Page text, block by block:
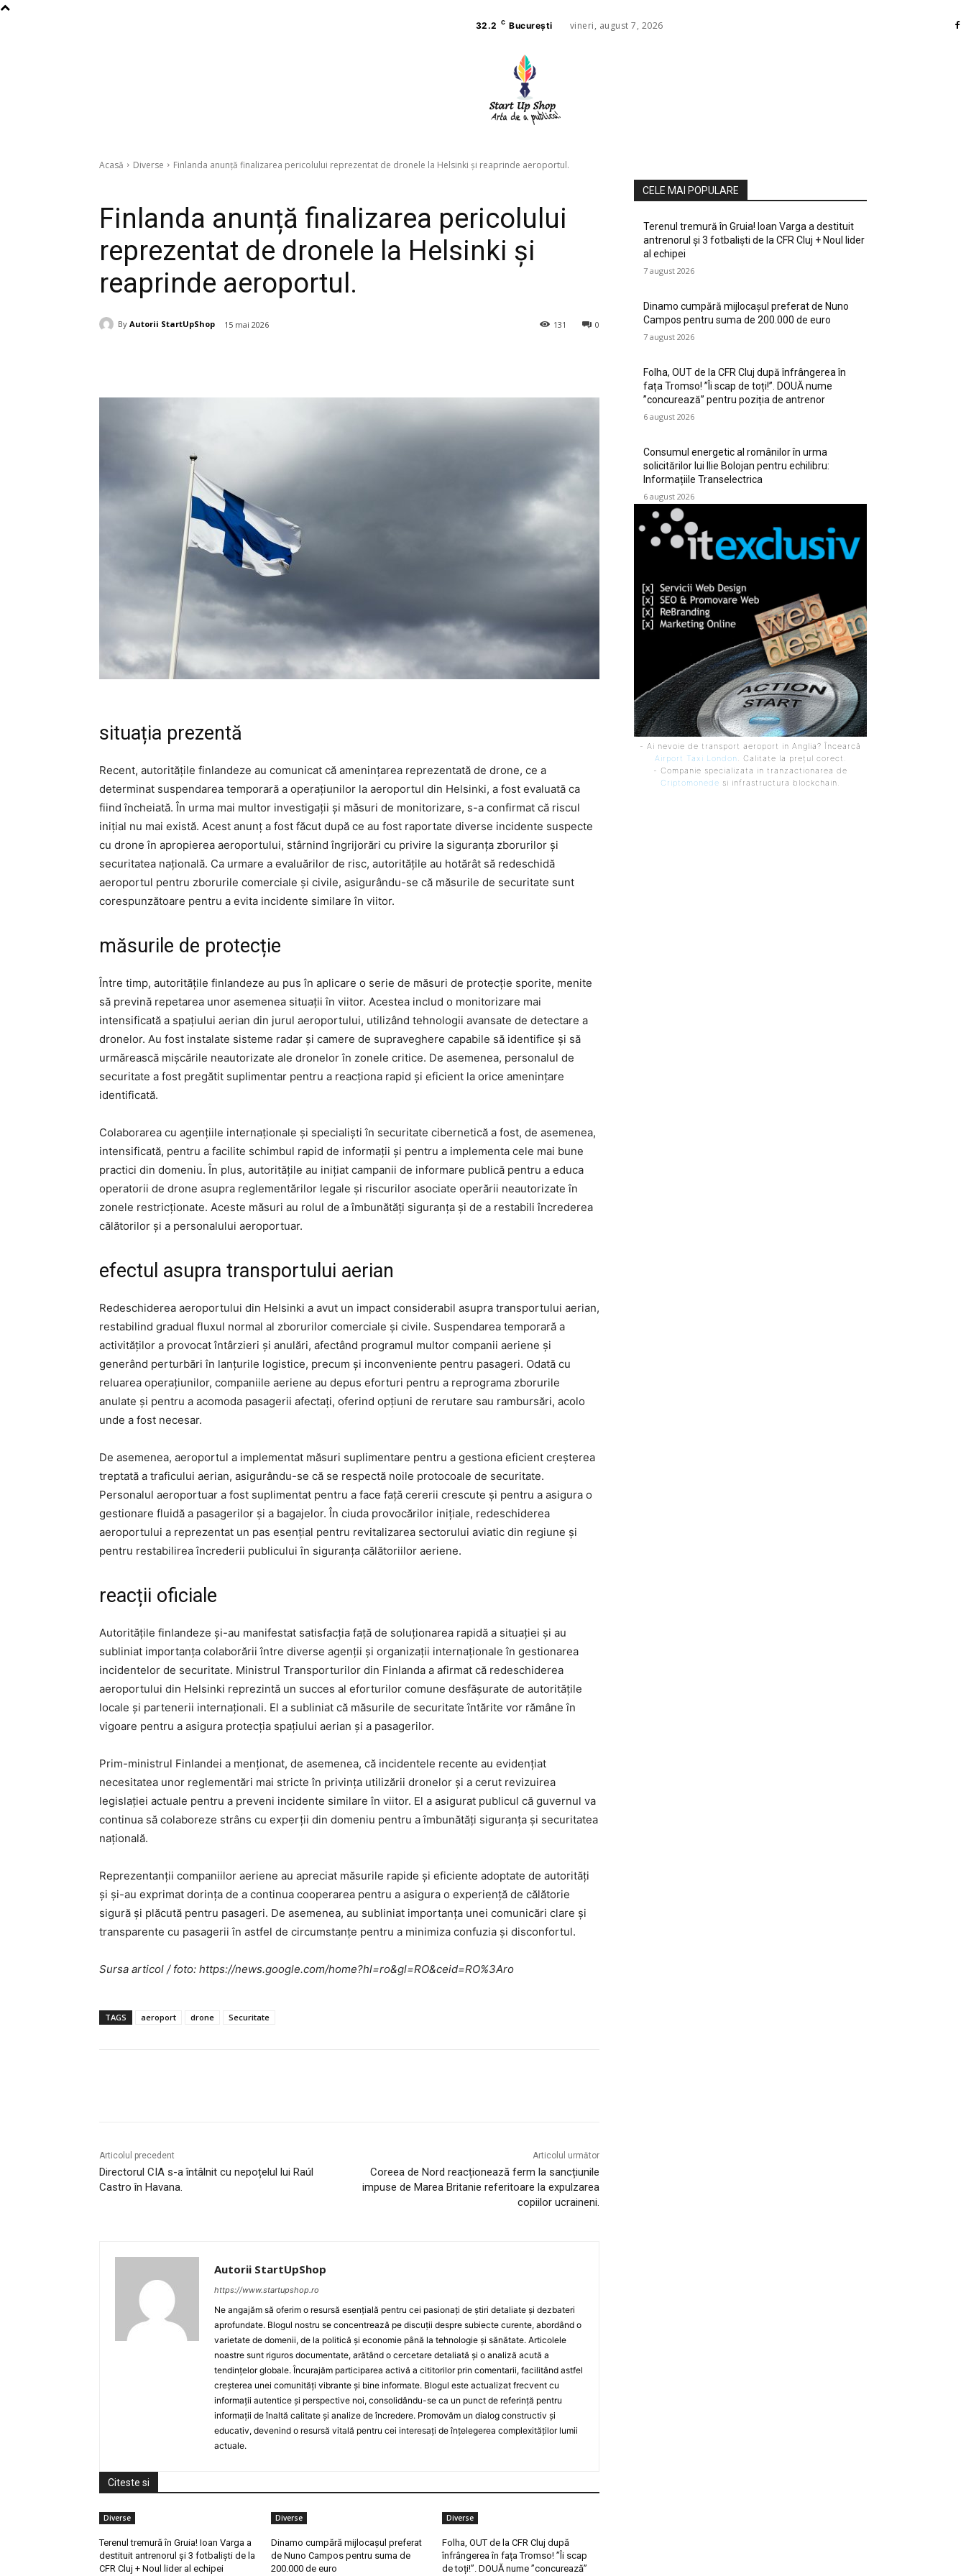
32.2 C București vineri, august 7, 2026
Acasă Diverse Finlanda anunță finalizarea pericolului reprezentat de dronele la Helsinki și reaprinde aeroportul.
Finlanda anunță finalizarea pericolului
reprezentat de dronele la Helsinki și
reaprinde aeroportul.
By Autorii StartUpShop 15 mai 2026 0
131
situația prezentă
Recent, autoritățile finlandeze au comunicat că amenințarea reprezentată de drone, ce a
determinat suspendarea temporară a operațiunilor la aeroportul din Helsinki, a fost evaluată ca
fiind încheiată. În urma mai multor investigații și măsuri de monitorizare, s-a confirmat că riscul
inițial nu mai există. Acest anunț a fost făcut după ce au fost raportate diverse incidente suspecte
cu drone în apropierea aeroportului, stârnind îngrijorări cu privire la siguranța zborurilor și
securitatea națională. Ca urmare a evaluărilor de risc, autoritățile au hotărât să redeschidă
aeroportul pentru zborurile comerciale și civile, asigurându-se că măsurile de securitate sunt
corespunzătoare pentru a evita incidente similare în viitor.
măsurile de protecție
Între timp, autoritățile finlandeze au pus în aplicare o serie de măsuri de protecție sporite, menite
să prevină repetarea unor asemenea situații în viitor. Acestea includ o monitorizare mai
intensificată a spațiului aerian din jurul aeroportului, utilizând tehnologii avansate de detectare a
dronelor. Au fost instalate sisteme radar și camere de supraveghere capabile să identifice și să
urmărească mișcările neautorizate ale dronelor în zonele critice. De asemenea, personalul de
securitate a fost pregătit suplimentar pentru a reacționa rapid și eficient la orice amenințare
identificată.
Colaborarea cu agențiile internaționale și specialiști în securitate cibernetică a fost, de asemenea,
intensificată, pentru a facilite schimbul rapid de informații și pentru a implementa cele mai bune
practici din domeniu. În plus, autoritățile au inițiat campanii de informare publică pentru a educa
operatorii de drone asupra reglementărilor legale și riscurilor asociate operării neautorizate în
zonele restricționate. Aceste măsuri au rolul de a îmbunătăți siguranța și de a restabili încrederea
călătorilor și a personalului aeroportuar.
efectul asupra transportului aerian
Redeschiderea aeroportului din Helsinki a avut un impact considerabil asupra transportului aerian,
restabilind gradual fluxul normal al zborurilor comerciale și civile. Suspendarea temporară a
activităților a provocat întârzieri și anulări, afectând programul multor companii aeriene și
generând perturbări în lanțurile logistice, precum și inconveniente pentru pasageri. Odată cu
reluarea operațiunilor, companiile aeriene au depus eforturi pentru a reprograma zborurile
anulate și pentru a acomoda pasagerii afectați, oferind opțiuni de rerutare sau rambursări, acolo
unde a fost necesar.
De asemenea, aeroportul a implementat măsuri suplimentare pentru a gestiona eficient creșterea
treptată a traficului aerian, asigurându-se că se respectă noile protocoale de securitate.
Personalul aeroportuar a fost suplimentat pentru a face față cererii crescute și pentru a asigura o
gestionare fluidă a pasagerilor și a bagajelor. În ciuda provocărilor inițiale, redeschiderea
aeroportului a reprezentat un pas esențial pentru revitalizarea sectorului aviatic din regiune și
pentru restabilirea încrederii publicului în siguranța călătoriilor aeriene.
reacții oficiale
Autoritățile finlandeze și-au manifestat satisfacția față de soluționarea rapidă a situației și au
subliniat importanța colaborării între diverse agenții și organizații internaționale în gestionarea
incidentelor de securitate. Ministrul Transporturilor din Finlanda a afirmat că redeschiderea
aeroportului din Helsinki reprezintă un succes al eforturilor comune desfășurate de autoritățile
locale și partenerii internaționali. El a subliniat că măsurile de securitate întărite vor rămâne în
vigoare pentru a asigura protecția spațiului aerian și a pasagerilor.
Prim-ministrul Finlandei a menționat, de asemenea, că incidentele recente au evidențiat
necesitatea unor reglementări mai stricte în privința utilizării dronelor și a cerut revizuirea
legislației actuale pentru a preveni incidente similare în viitor. El a asigurat publicul că guvernul va
continua să colaboreze strâns cu experții din domeniu pentru a îmbunătăți siguranța și securitatea
națională.
Reprezentanții companiilor aeriene au apreciat măsurile rapide și eficiente adoptate de autorități
și și-au exprimat dorința de a continua cooperarea pentru a asigura o experiență de călătorie
sigură și plăcută pentru pasageri. De asemenea, au subliniat importanța unei comunicări clare și
transparente cu pasagerii în astfel de circumstanțe pentru a minimiza confuzia și disconfortul.
Sursa articol / foto: https://news.google.com/home?hl=ro&gl=RO&ceid=RO%3Aro
TAGS aeroport drone Securitate
Articolul precedent
Directorul CIA s-a întâlnit cu nepoțelul lui Raúl
Castro în Havana.
Articolul următor
Coreea de Nord reacționează ferm la sancțiunile
impuse de Marea Britanie referitoare la expulzarea
copiilor ucraineni.
Autorii StartUpShop
https://www.startupshop.ro
Ne angajăm să oferim o resursă esențială pentru cei pasionați de știri detaliate și dezbateri
aprofundate. Blogul nostru se concentrează pe discuții despre subiecte curente, abordând o
varietate de domenii, de la politică și economie până la tehnologie și sănătate. Articolele
noastre sunt riguros documentate, arătând o cercetare detaliată și o analiză acută a
tendințelor globale. Încurajăm participarea activă a cititorilor prin comentarii, facilitând astfel
creșterea unei comunități vibrante și bine informate. Blogul este actualizat frecvent cu
informații autentice și perspective noi, consolidându-se ca un punct de referință pentru
informații de înaltă calitate și analize de încredere. Promovăm un dialog constructiv și
educativ, devenind o resursă vitală pentru cei interesați de înțelegerea complexităților lumii
actuale.
Citeste si
Diverse
Terenul tremură în Gruia! Ioan Varga a
destituit antrenorul și 3 fotbaliști de la
CFR Cluj + Noul lider al echipei
Diverse
Dinamo cumpără mijlocașul preferat
de Nuno Campos pentru suma de
200.000 de euro
Diverse
Folha, OUT de la CFR Cluj după
înfrângerea în fața Tromso! ”Îi scap
de toți!”. DOUĂ nume ”concurează”
CELE MAI POPULARE
Terenul tremură în Gruia! Ioan Varga a destituit
antrenorul și 3 fotbaliști de la CFR Cluj + Noul lider
al echipei
7 august 2026
Dinamo cumpără mijlocașul preferat de Nuno
Campos pentru suma de 200.000 de euro
7 august 2026
Folha, OUT de la CFR Cluj după înfrângerea în
fața Tromso! ”Îi scap de toți!”. DOUĂ nume
”concurează” pentru poziția de antrenor
6 august 2026
Consumul energetic al românilor în urma
solicitărilor lui Ilie Bolojan pentru echilibru:
Informațiile Transelectrica
6 august 2026
- Ai nevoie de transport aeroport in Anglia? Încearcă
Airport Taxi London . Calitate la prețul corect.
- Companie specializata in tranzactionarea de
Criptomonede si infrastructura blockchain.